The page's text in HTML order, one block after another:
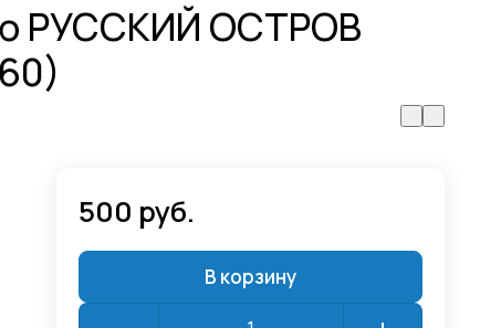
РУССКИЙ ОСТРОВ
500 руб.
В корзину